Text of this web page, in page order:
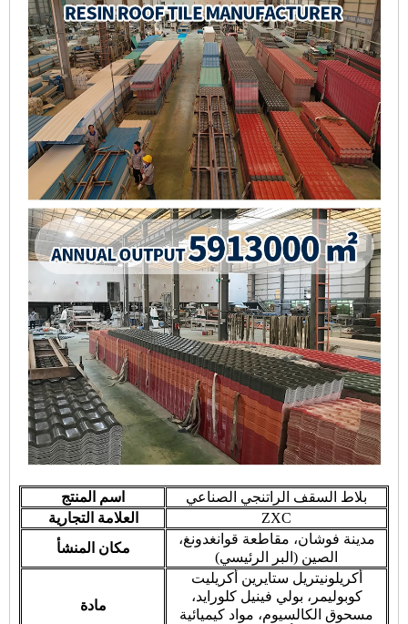
اسم المنتج
بلاط السقف الراتنجي الصناعي
العلامة التجارية
ZXC
مكان المنشأ
مدينة فوشان، مقاطعة قوانغدونغ،
الصين (البر الرئيسي)
مادة
أكريلونيتريل ستايرين أكريليت
كوبوليمر، بولي فينيل كلورايد،
مسحوق الكالسيوم، مواد كيميائية